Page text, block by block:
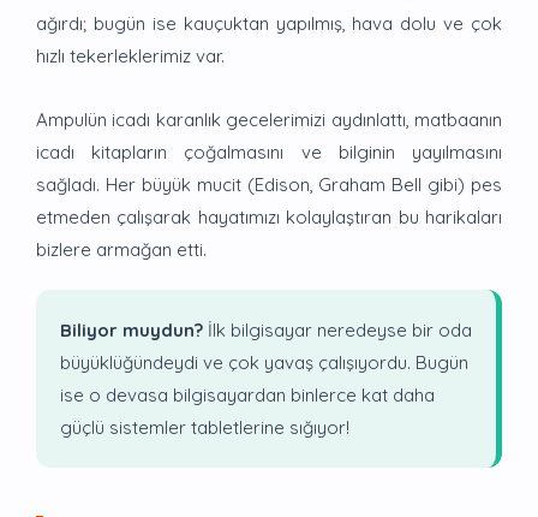
ağırdı; bugün ise kauçuktan yapılmış, hava dolu ve çok
hızlı tekerleklerimiz var.
Ampulün icadı karanlık gecelerimizi aydınlattı, matbaanın
icadı kitapların çoğalmasını ve bilginin yayılmasını
sağladı. Her büyük mucit (Edison, Graham Bell gibi) pes
etmeden çalışarak hayatımızı kolaylaştıran bu harikaları
bizlere armağan etti.
Biliyor muydun? İlk bilgisayar neredeyse bir oda
büyüklüğündeydi ve çok yavaş çalışıyordu. Bugün
ise o devasa bilgisayardan binlerce kat daha
güçlü sistemler tabletlerine sığıyor!